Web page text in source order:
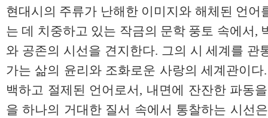
현대시의 주류가 난해한 이미지와 해체된 언어
는 데 치중하고 있는 작금의 문학 풍토 속에서,
와 공존의 시선을 견지한다. 그의 시 세계를 관
가는 삶의 윤리와 조화로운 사랑의 세계관이
백하고 절제된 언어로서, 내면에 잔잔한 파동
을 하나의 거대한 질서 속에서 통찰하는 시선